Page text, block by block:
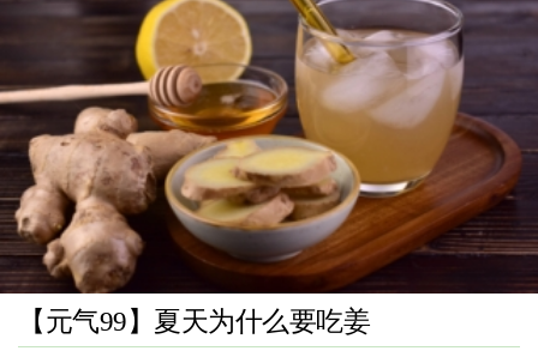
【元气99】夏天为什么要吃姜